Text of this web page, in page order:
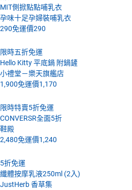
MIT側掀點點哺乳衣
孕味十足孕婦裝哺乳衣
290免運價290
限時五折免運
Hello Kitty 平底鍋 附鍋鏟
小禮堂－樂天旗艦店
1,900免運價1,170
限時特賣5折免運
CONVERSR全面5折
鞋殿
2,480免運價1,240
5折免運
纖體按摩乳液250ml (2入)
JustHerb 香草集